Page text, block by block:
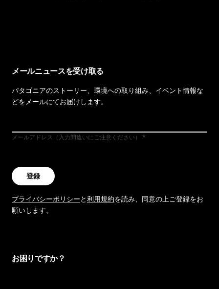
メールニュースを受け取る
パタゴニアのストーリー、環境への取り組み、イベント情報な
どをメールにてお届けします。
メールアドレス（入力間違いにご注意ください）
登録
プライバシーポリシーと利用規約を読み、同意の上ご登録をお
願いします。
お困りですか？